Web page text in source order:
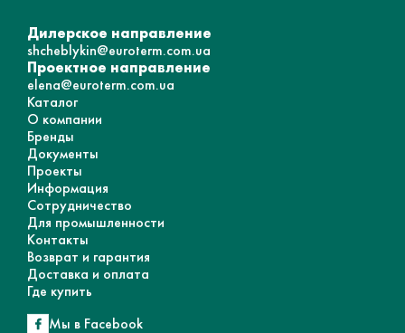
Дилерское направление
shcheblykin@euroterm.com.ua
Проектное направление
elena@euroterm.com.ua
Каталог
О компании
Бренды
Документы
Проекты
Информация
Сотрудничество
Для промышленности
Контакты
Возврат и гарантия
Доставка и оплата
Где купить
Мы в Facebook